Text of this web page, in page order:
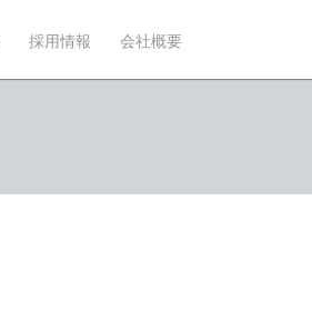
採用情報 会社概要